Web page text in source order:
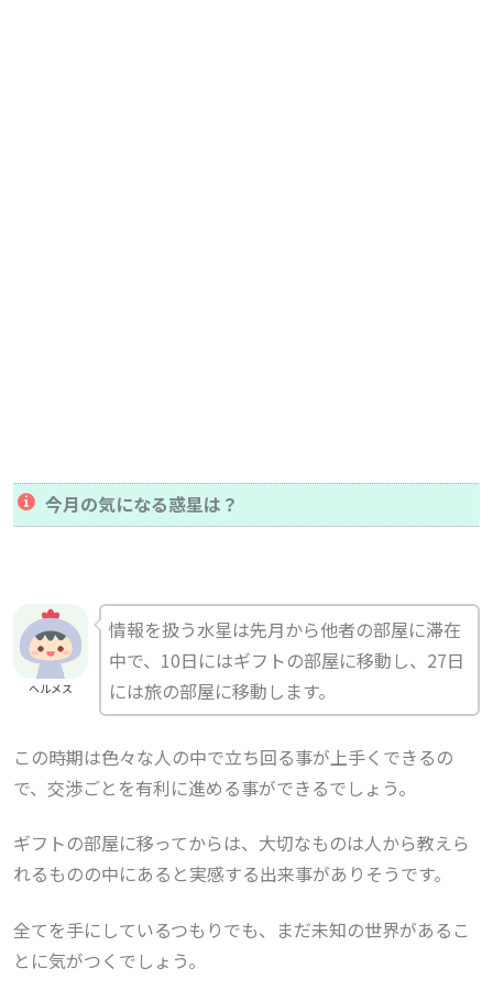
今月の気になる惑星は？
ヘルメス
情報を扱う水星は先月から他者の部屋に滞在
中で、10日にはギフトの部屋に移動し、27日
には旅の部屋に移動します。
この時期は色々な人の中で立ち回る事が上手くできるの
で、交渉ごとを有利に進める事ができるでしょう。
ギフトの部屋に移ってからは、大切なものは人から教えら
れるものの中にあると実感する出来事がありそうです。
全てを手にしているつもりでも、まだ未知の世界があるこ
とに気がつくでしょう。